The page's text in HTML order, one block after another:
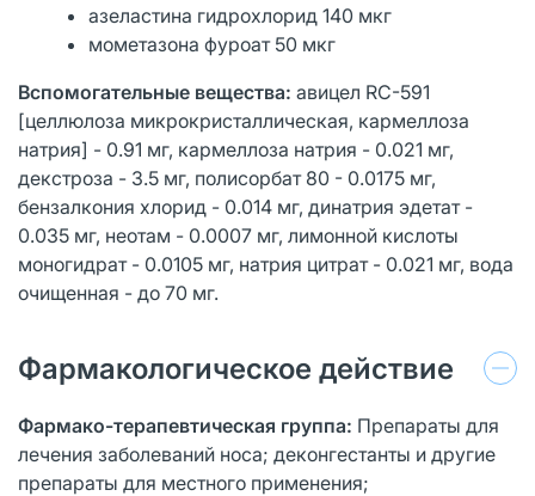
азеластина гидрохлорид 140 мкг
мометазона фуроат 50 мкг
Вспомогательные вещества: авицел RC-591
[целлюлоза микрокристаллическая, кармеллоза
натрия] - 0.91 мг, кармеллоза натрия - 0.021 мг,
декстроза - 3.5 мг, полисорбат 80 - 0.0175 мг,
бензалкония хлорид - 0.014 мг, динатрия эдетат -
0.035 мг, неотам - 0.0007 мг, лимонной кислоты
моногидрат - 0.0105 мг, натрия цитрат - 0.021 мг, вода
очищенная - до 70 мг.
Фармакологическое действие
Фармако-терапевтическая группа: Препараты для
лечения заболеваний носа; деконгестанты и другие
препараты для местного применения;